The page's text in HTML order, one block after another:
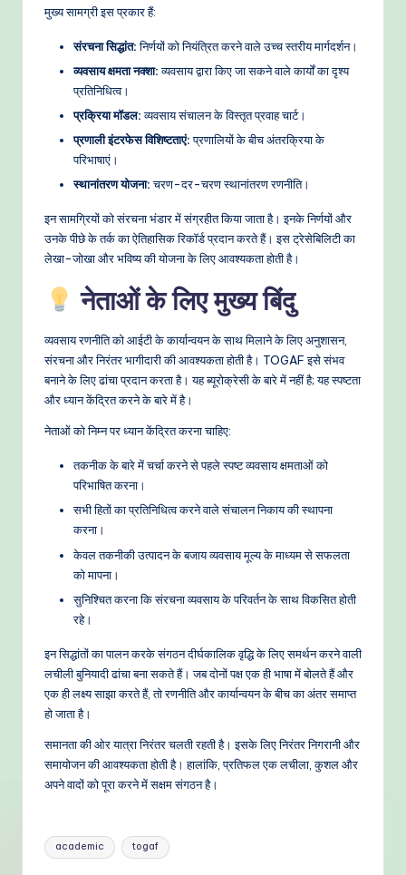
मुख्य सामग्री इस प्रकार हैं:
संरचना सिद्धांत:निर्णयों को नियंत्रित करने वाले उच्च स्तरीय मार्गदर्शन।
व्यवसाय क्षमता नक्शा:व्यवसाय द्वारा किए जा सकने वाले कार्यों का दृश्य
प्रतिनिधित्व।
प्रक्रिया मॉडल:व्यवसाय संचालन के विस्तृत प्रवाह चार्ट।
प्रणाली इंटरफेस विशिष्टताएं:प्रणालियों के बीच अंतरक्रिया के
परिभाषाएं।
स्थानांतरण योजना:चरण-दर-चरण स्थानांतरण रणनीति।
इन सामग्रियों को संरचना भंडार में संग्रहीत किया जाता है। इनके निर्णयों और
उनके पीछे के तर्क का ऐतिहासिक रिकॉर्ड प्रदान करते हैं। इस ट्रेसेबिलिटी का
लेखा-जोखा और भविष्य की योजना के लिए आवश्यकता होती है।
नेताओं के लिए मुख्य बिंदु
व्यवसाय रणनीति को आईटी के कार्यान्वयन के साथ मिलाने के लिए अनुशासन,
संरचना और निरंतर भागीदारी की आवश्यकता होती है। TOGAF इसे संभव
बनाने के लिए ढांचा प्रदान करता है। यह ब्यूरोक्रेसी के बारे में नहीं है; यह स्पष्टता
और ध्यान केंद्रित करने के बारे में है।
नेताओं को निम्न पर ध्यान केंद्रित करना चाहिए:
तकनीक के बारे में चर्चा करने से पहले स्पष्ट व्यवसाय क्षमताओं को
परिभाषित करना।
सभी हितों का प्रतिनिधित्व करने वाले संचालन निकाय की स्थापना
करना।
केवल तकनीकी उत्पादन के बजाय व्यवसाय मूल्य के माध्यम से सफलता
को मापना।
सुनिश्चित करना कि संरचना व्यवसाय के परिवर्तन के साथ विकसित होती
रहे।
इन सिद्धांतों का पालन करके संगठन दीर्घकालिक वृद्धि के लिए समर्थन करने वाली
लचीली बुनियादी ढांचा बना सकते हैं। जब दोनों पक्ष एक ही भाषा में बोलते हैं और
एक ही लक्ष्य साझा करते हैं, तो रणनीति और कार्यान्वयन के बीच का अंतर समाप्त
हो जाता है।
समानता की ओर यात्रा निरंतर चलती रहती है। इसके लिए निरंतर निगरानी और
समायोजन की आवश्यकता होती है। हालांकि, प्रतिफल एक लचीला, कुशल और
अपने वादों को पूरा करने में सक्षम संगठन है।
Tags:
academic togaf